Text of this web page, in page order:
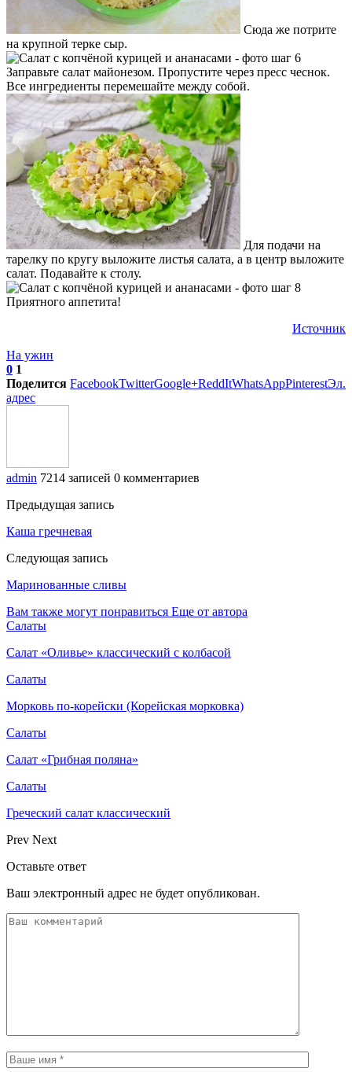
Сюда же потрите
на крупной терке сыр.
Заправьте салат майонезом. Пропустите через пресс чеснок.
Все ингредиенты перемешайте между собой.
Для подачи на
тарелку по кругу выложите листья салата, а в центр выложите
салат. Подавайте к столу.
Приятного аппетита!
Источник
На ужин
0 1
Поделится FacebookTwitterGoogle+ReddItWhatsAppPinterestЭл.
адрес
admin 7214 записей 0 комментариев
Предыдущая запись
Каша гречневая
Следующая запись
Маринованные сливы
Вам также могут понравиться Еще от автора
Салаты
Салат «Оливье» классический с колбасой
Салаты
Морковь по-корейски (Корейская морковка)
Салаты
Салат «Грибная поляна»
Салаты
Греческий салат классический
Prev Next
Оставьте ответ
Ваш электронный адрес не будет опубликован.